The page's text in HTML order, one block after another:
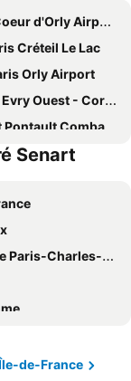
d'Orly Airport
Créteil Le Lac
Orly Airport
- Corbeil Essonnes
RN4 Marne la Vallée
Evry Sud - Mennecy
Orly Airport
Robert
Viry-Châtillon
Hotel
Saussay
d'Orly Airport
Senart
Charles-de-Gaulle
de-France